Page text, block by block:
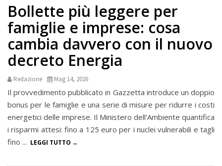
Bollette più leggere per
famiglie e imprese: cosa
cambia davvero con il nuovo
decreto Energia
Redazione Mag 14, 2026
Il provvedimento pubblicato in Gazzetta introduce un doppio
bonus per le famiglie e una serie di misure per ridurre i costi
energetici delle imprese. Il Ministero dell’Ambiente quantifica
i risparmi attesi: fino a 125 euro per i nuclei vulnerabili e tagli
fino ... LEGGI TUTTO